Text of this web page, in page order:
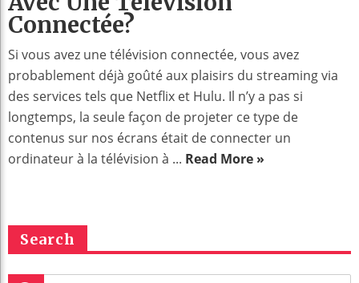
Connectée?
Si vous avez une télévision connectée, vous avez
probablement déjà goûté aux plaisirs du streaming via
des services tels que Netflix et Hulu. Il n’y a pas si
longtemps, la seule façon de projeter ce type de
contenus sur nos écrans était de connecter un
ordinateur à la télévision à ... Read More »
Search